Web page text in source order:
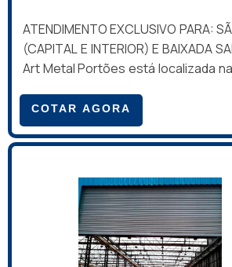
ATENDIMENTO EXCLUSIVO PARA:
(CAPITAL E INTERIOR) E BAIXADA
Art Metal Portões está localizada
portões automáticos em SP.
qualidade, eficiência e segurança há
10 anos.Informações
remotos que acionam os
proceder a abertura e
portão. O usuário aciona o
dentro do veículo,
COTAR AGORA